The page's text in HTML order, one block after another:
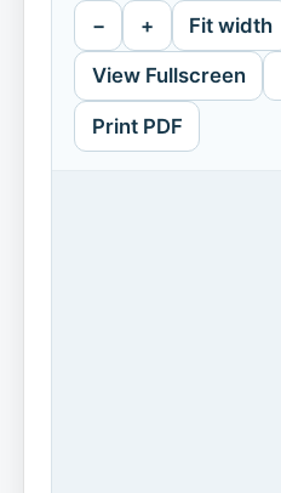
− + Fit width
View Fullscreen
Print PDF